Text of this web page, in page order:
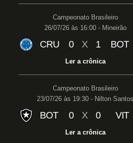
Campeonato Brasileiro
26/07/26 às 16:00 - Mineirão
CRU 0 X 1 BOT
Ler a crônica
Campeonato Brasileiro
23/07/26 às 19:30 - Nilton Santos
BOT 0 X 0 VIT
Ler a crônica